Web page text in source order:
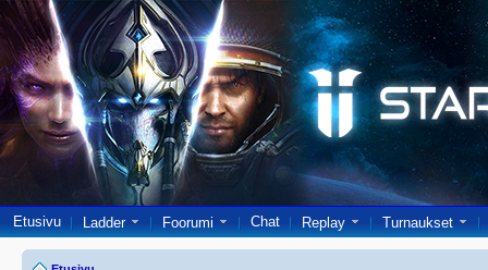
Etusivu Ladder Foorumi Chat Replay Turnaukset